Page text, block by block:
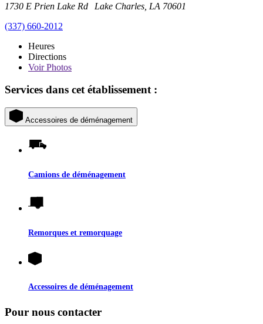
1730 E Prien Lake Rd Lake Charles, LA 70601
(337) 660-2012
Heures
Directions
VoirPhotos
Services dans cet établissement :
Accessoires de déménagement
Camions de déménagement
Remorques et remorquage
Accessoires de déménagement
Pour nous contacter